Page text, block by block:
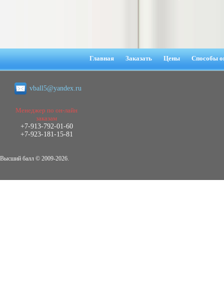
2.500р
Западной Сибири: понятие, современное
состояние, тенденции развития и меры
по ее предупреждению
Кол-во страниц: 73+прил.
Кол-во источников: 108
Диплом Личность Григория Распутина в
мемуарах современников
Кол-во источников: 46
Главная Заказать Цены Способы
vball5@yandex.ru
Менеджер по он-лайн
заказам
+7-913-792-01-60
+7-923-181-15-81
Высший балл © 2009-2026.